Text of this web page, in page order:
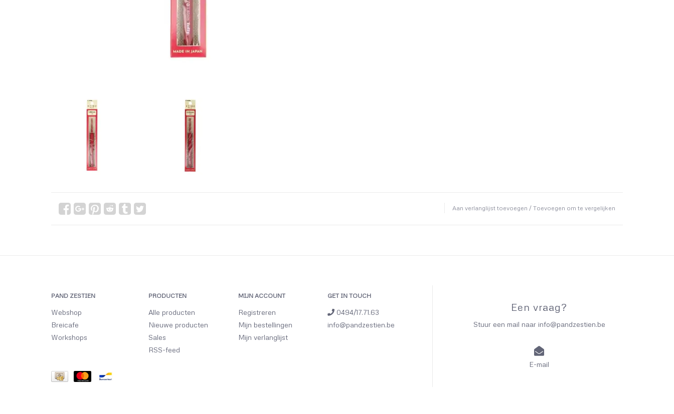
Aan verlanglijst toevoegen / Toevoegen om te vergelijken
PAND ZESTIEN
Webshop
Breicafe
Workshops
PRODUCTEN
Alle producten
Nieuwe producten
Sales
RSS-feed
MIJN ACCOUNT
Registreren
Mijn bestellingen
Mijn verlanglijst
GET IN TOUCH
0494/17.71.63
info@pandzestien.be
Een vraag?
Stuur een mail naar info@pandzestien.be
E-mail